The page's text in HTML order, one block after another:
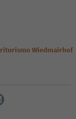
Wiedmairhof